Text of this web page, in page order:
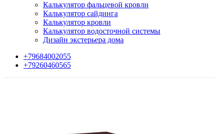
Калькулятор фальцевой кровли
Калькулятор сайдинга
Калькулятор кровли
Калькулятор водосточной системы
Дизайн экстерьера дома
+79684002055
+79260460565